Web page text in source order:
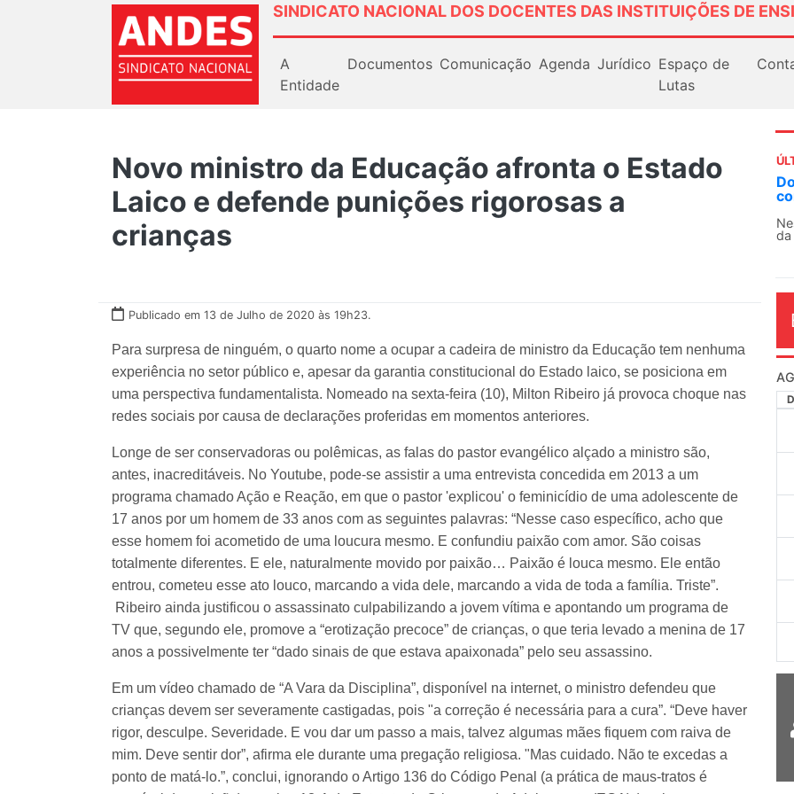
SINDICATO NACIONAL DOS DOCENTES DAS INSTITUIÇÕES DE
A
Entidade
Documentos Comunicação Agenda Jurídico Espaço de
Lutas
Novo ministro da Educação afronta o Estado
Laico e defende punições rigorosas a
crianças
Publicado em 13 de Julho de 2020 às 19h23.
Para surpresa de ninguém, o quarto nome a ocupar a cadeira de ministro da Educação tem nenhuma
experiência no setor público e, apesar da garantia constitucional do Estado laico, se posiciona em
uma perspectiva fundamentalista. Nomeado na sexta-feira (10), Milton Ribeiro já provoca choque nas
redes sociais por causa de declarações proferidas em momentos anteriores.
Longe de ser conservadoras ou polêmicas, as falas do pastor evangélico alçado a ministro são,
antes, inacreditáveis. No Youtube, pode-se assistir a uma entrevista concedida em 2013 a um
programa chamado Ação e Reação, em que o pastor 'explicou' o feminicídio de uma adolescente de
17 anos por um homem de 33 anos com as seguintes palavras: “Nesse caso específico, acho que
esse homem foi acometido de uma loucura mesmo. E confundiu paixão com amor. São coisas
totalmente diferentes. E ele, naturalmente movido por paixão… Paixão é louca mesmo. Ele então
entrou, cometeu esse ato louco, marcando a vida dele, marcando a vida de toda a família. Triste”.
Ribeiro ainda justificou o assassinato culpabilizando a jovem vítima e apontando um programa de
TV que, segundo ele, promove a “erotização precoce” de crianças, o que teria levado a menina de 17
anos a possivelmente ter “dado sinais de que estava apaixonada” pelo seu assassino.
Em um vídeo chamado de “A Vara da Disciplina”, disponível na internet, o ministro defendeu que
crianças devem ser severamente castigadas, pois "a correção é necessária para a cura”. “Deve haver
rigor, desculpe. Severidade. E vou dar um passo a mais, talvez algumas mães fiquem com raiva de
mim. Deve sentir dor”, afirma ele durante uma pregação religiosa. "Mas cuidado. Não te excedas a
ponto de matá-lo.”, conclui, ignorando o Artigo 136 do Código Penal (a prática de maus-tratos é
Docentes paralisam
contra as políticas de
Nessa segunda-feira (3),
da educação superior e